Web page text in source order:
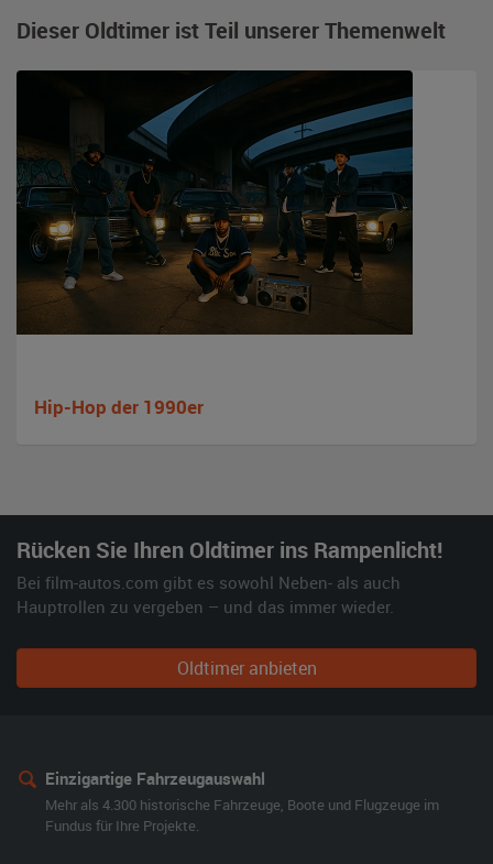
Dieser Oldtimer ist Teil unserer Themenwelt
Hip-Hop der 1990er
Rücken Sie Ihren Oldtimer ins Rampenlicht!
Bei film-autos.com gibt es sowohl Neben- als auch
Hauptrollen zu vergeben – und das immer wieder.
Oldtimer anbieten
Einzigartige Fahrzeugauswahl
Mehr als 4.300 historische Fahrzeuge, Boote und Flugzeuge im
Fundus für Ihre Projekte.